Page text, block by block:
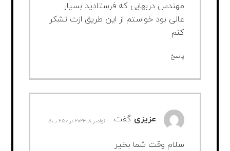
مهندس دربهایی که فرستادید بسیار
عالی بود خواستم از این طریق ازت تشکر
کنم
پاسخ
عزیزی گفت: نوامبر ۸, ۲۰۲۴ در ۲:۵۰ ب.ظ
سلام وقت شما بخیر